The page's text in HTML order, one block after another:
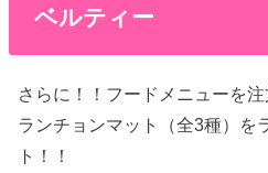
ベルティー
さらに！！フードメニューを
ランチョンマット（全3種）を
ト！！